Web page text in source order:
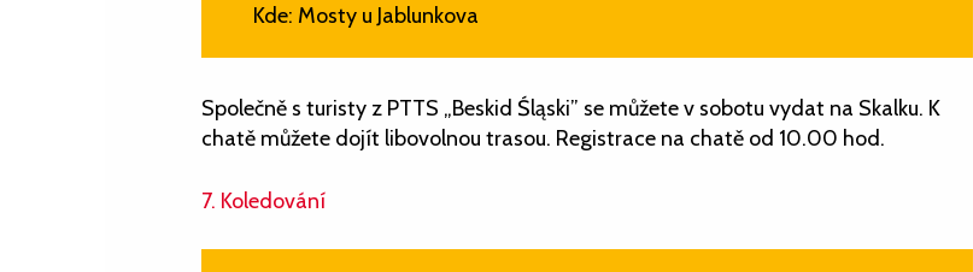
Kde: Mosty u Jablunkova
Společně s turisty z PTTS „Beskid Śląski” se můžete v sobotu vydat na Skalku. K
chatě můžete dojít libovolnou trasou. Registrace na chatě od 10.00 hod.
7. Koledování